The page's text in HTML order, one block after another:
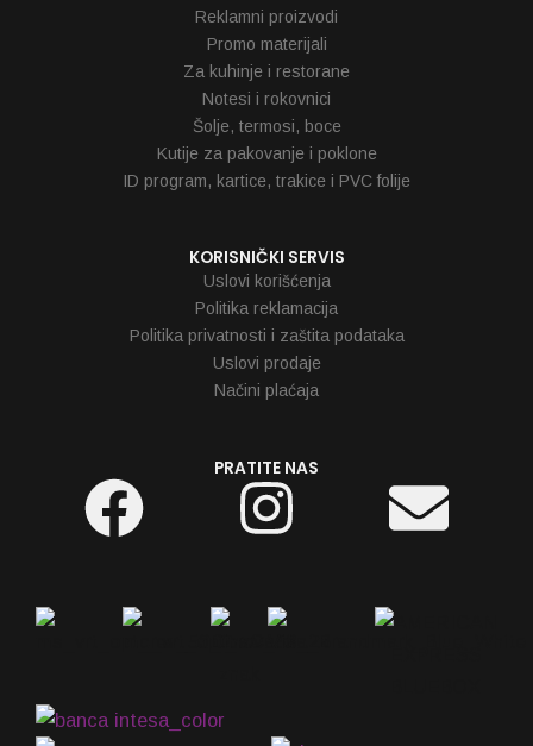
Reklamni proizvodi
Promo materijali
Za kuhinje i restorane
Notesi i rokovnici
Šolje, termosi, boce
Kutije za pakovanje i poklone
ID program, kartice, trakice i PVC folije
KORISNIČKI SERVIS
Uslovi korišćenja
Politika reklamacija
Politika privatnosti i zaštita podataka
Uslovi prodaje
Načini plaćaja
PRATITE NAS
FacebookInstagram